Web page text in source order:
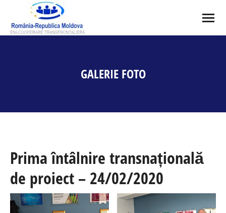
GALERIE FOTO
Prima întâlnire transnațională
de proiect – 24/02/2020